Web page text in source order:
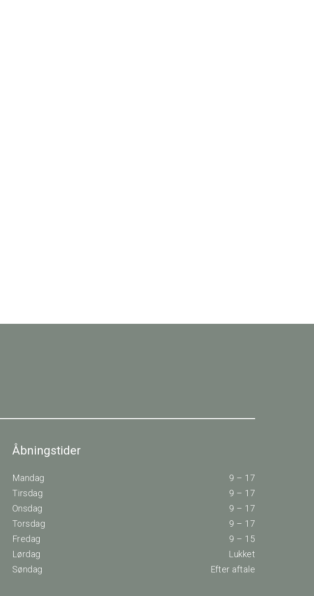
Åbningstider
Mandag
9 – 17
Tirsdag
9 – 17
Onsdag
9 – 17
Torsdag
9 – 17
Fredag
9 – 15
Lørdag
Lukket
Søndag
Efter aftale